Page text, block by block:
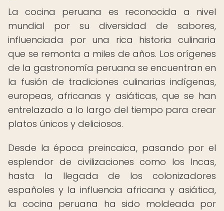
La cocina peruana es reconocida a nivel
mundial por su diversidad de sabores,
influenciada por una rica historia culinaria
que se remonta a miles de años. Los orígenes
de la gastronomía peruana se encuentran en
la fusión de tradiciones culinarias indígenas,
europeas, africanas y asiáticas, que se han
entrelazado a lo largo del tiempo para crear
platos únicos y deliciosos.
Desde la época preincaica, pasando por el
esplendor de civilizaciones como los Incas,
hasta la llegada de los colonizadores
españoles y la influencia africana y asiática,
la cocina peruana ha sido moldeada por